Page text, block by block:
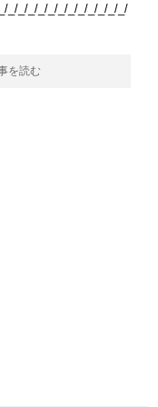
_/_/_/_/_/_/_/_/_/_/_/_/
を読む